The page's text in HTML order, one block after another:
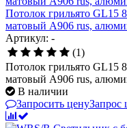
Потолок грильято GL15
матовый А906 rus,
Артикул: -
(1)
Потолок грильято GL15
матовый А906 rus,
В наличии
Запросить ценуЗапрос